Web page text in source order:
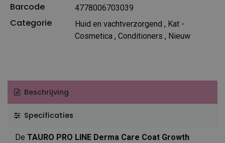
Barcode 4778006703039
Categorie Huid en vachtverzorgend , Kat -
Cosmetica, Conditioners , Nieuw
Beschrijving
Specificaties
De TAURO PRO LINE Derma Care Coat Growth